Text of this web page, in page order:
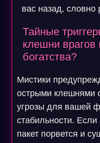
вас назад, словно
Тайные
клешни врагов
богатства?
Мистики
острыми клешнями
угрозы для вашей
стабильности.
пакет порвется и